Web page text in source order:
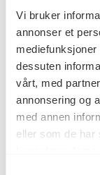
Vi bruker
annonser et
dessuten
vårt, med
annonsering og
med annen
eller som de har
Postboks 6994
St. Olavs plass
0130 Oslo
post@koro.no